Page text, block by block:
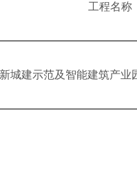
工程名称
新城建示范及智能建筑产业